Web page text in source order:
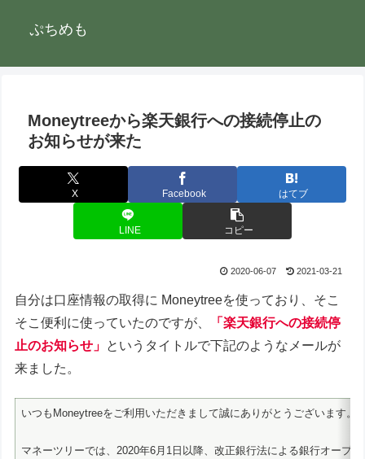
ぷちめも
Moneytreeから楽天銀行への接続停止の
お知らせが来た
X Facebook はてブ
LINE コピー
2020-06-07 2021-03-21
自分は口座情報の取得に Moneytreeを使っており、そこ
そこ便利に使っていたのですが、
「楽天銀行への接続停
止のお知らせ」 というタイトルで下記のようなメールが
来ました。
いつもMoneytreeをご利用いただきまして誠にありがとうございます。
マネーツリーでは、2020年6月1日以降、改正銀行法による銀行オープ